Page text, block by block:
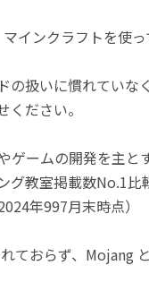
インクラフトを使
扱いに慣れていな
ださい。
ームの開発を主と
教室掲載数No.1
年997月末時点）
ておらず、Mojang